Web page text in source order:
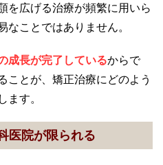
を広げる治療が頻繁に用いら
ことではありません。
成長が完了しているからで
ことが、矯正治療にどのよう
す。
医院が限られる